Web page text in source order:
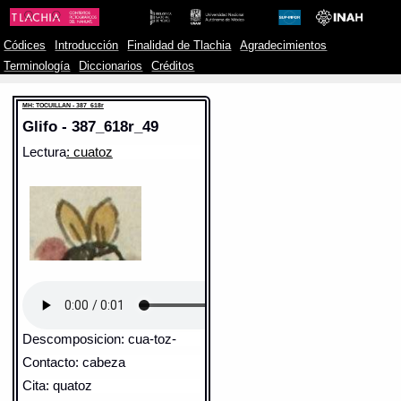
Códices Introducción Finalidad de Tlachia
Agradecimientos
Terminología
Diccionarios Créditos
MH: TOCUILLAN - 387_618r
Glifo - 387_618r_49
Lectura: cuatoz
Descomposicion: cua-toz-
Contacto: cabeza
Cita: quatoz